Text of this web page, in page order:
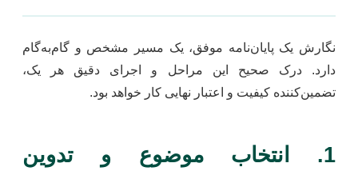
نگارش یک پایان‌نامه موفق، یک مسیر مشخص و گام‌به‌گام
دارد. درک صحیح این مراحل و اجرای دقیق هر یک،
تضمین‌کننده کیفیت و اعتبار نهایی کار خواهد بود.
1. انتخاب موضوع و تدوین